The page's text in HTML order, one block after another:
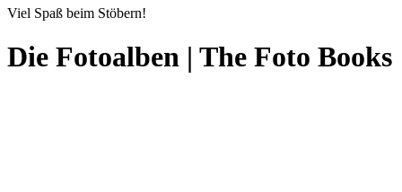
Viel Spaß beim Stöbern!
Die Fotoalben | The Foto Books